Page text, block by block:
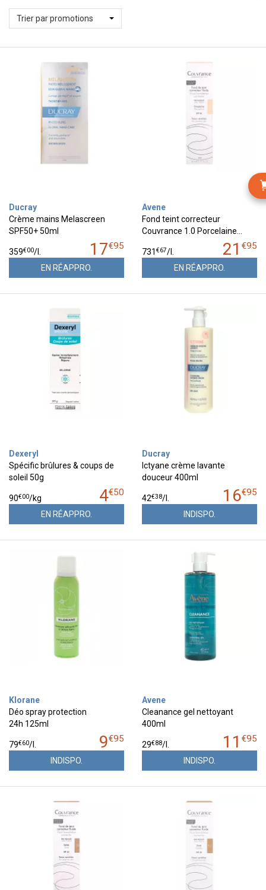
Trier par promotions
Ducray
Crème mains Melascreen
SPF50+ 50ml
17€95
359€00/l.
EN RÉAPPRO.
Avene
Fond teint correcteur
Couvrance 1.0 Porcelaine…
21 €95
731 €67/l.
EN RÉAPPRO.
Dexeryl
Spécific brûlures & coups de
soleil 50g
4€50
90€00/kg
EN RÉAPPRO.
Ducray
Ictyane crème lavante
douceur 400ml
16€95
42€38/l.
INDISPO.
Klorane
Déo spray protection
24h 125ml
9€95
79€60/l.
INDISPO.
Avene
Cleanance gel nettoyant
400ml
11 €95
29€88/l.
INDISPO.